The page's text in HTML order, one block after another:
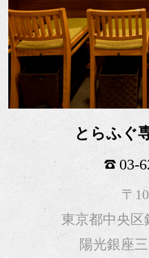
とらふぐ
03-
〒
東京都中央区
陽光銀座